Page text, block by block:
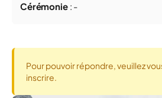
Cérémonie: -
Pour pouvoir répondre, veuillez
inscrire.